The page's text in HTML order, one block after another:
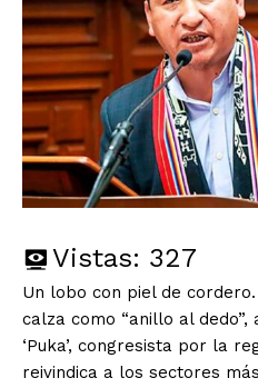
Vistas: 327
Un lobo con piel de
calza como “anillo al dedo”,
‘Puka’, congresista por la
reivindica a los sectores